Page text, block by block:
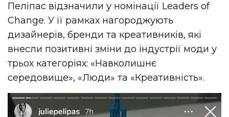
Пеліпас відзначили у номінації Leaders of
Change. У її рамках нагороджують
дизайнерів, бренди та креативників, які
внесли позитивні зміни до індустрії моди у
трьох категоріях: «Навколишнє
середовище», «Люди» та «Креативність».